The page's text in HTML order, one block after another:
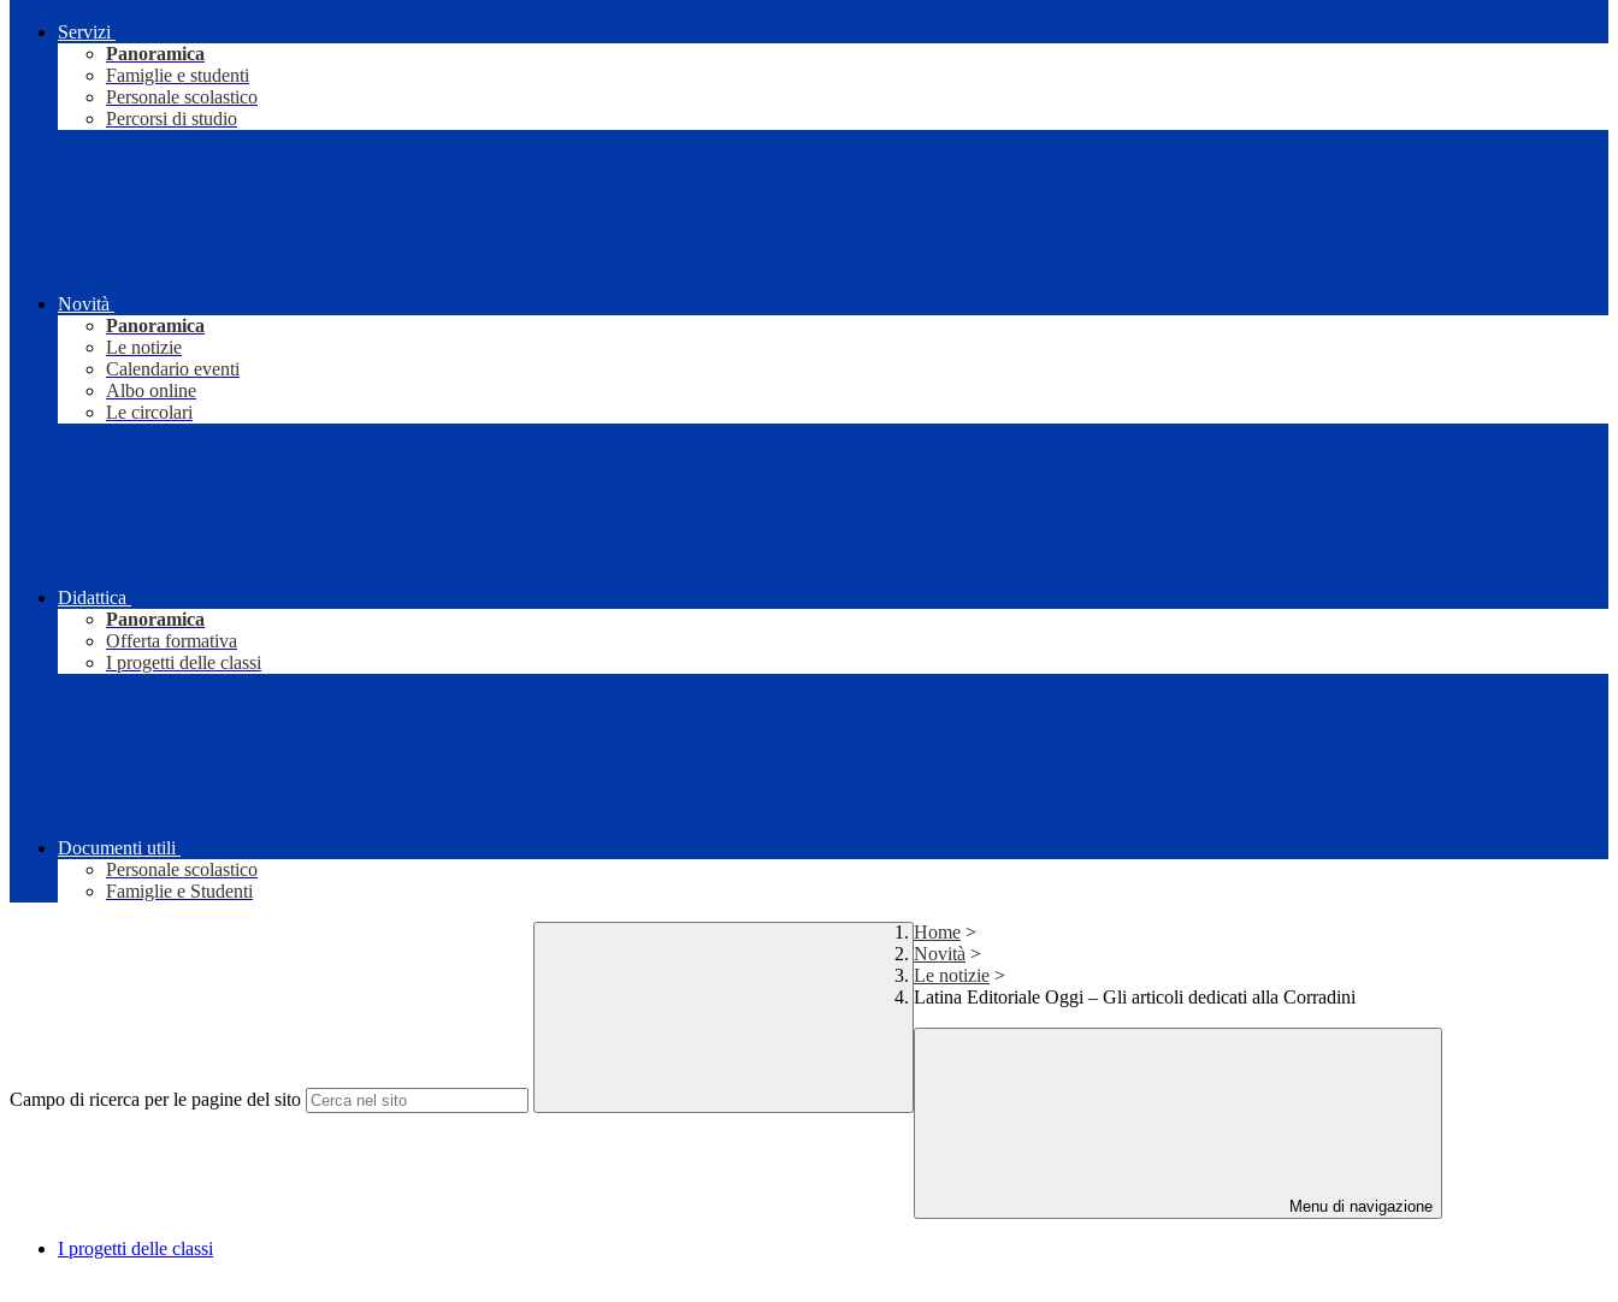
Servizi
Panoramica
Famiglie e studenti
Personale scolastico
Percorsi di studio
Novità
Panoramica
Le notizie
Calendario eventi
Albo online
Le circolari
Didattica
Panoramica
Offerta formativa
I progetti delle classi
Documenti utili
Personale scolastico
Famiglie e Studenti
Campo di ricerca per le pagine del sito
Home >
Novità >
Le notizie >
Latina Editoriale Oggi – Gli articoli dedicati alla Corradini
Menu di navigazione
I progetti delle classi